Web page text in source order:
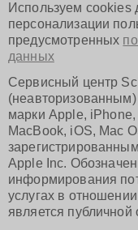
Омск
Красноярск
Пермь
Ульяновск
Киров
Архангельск
Астрахань
Белгород
Благовещенск
Брянск
Владивосток
Владикавказ
Владимир
Используем cookies
персонализации
предусмотренных
данных
Сервисный центр
марки Apple,
MacBook, iOS, Mac
Apple Inc.
информирования
услугах в
является публичной